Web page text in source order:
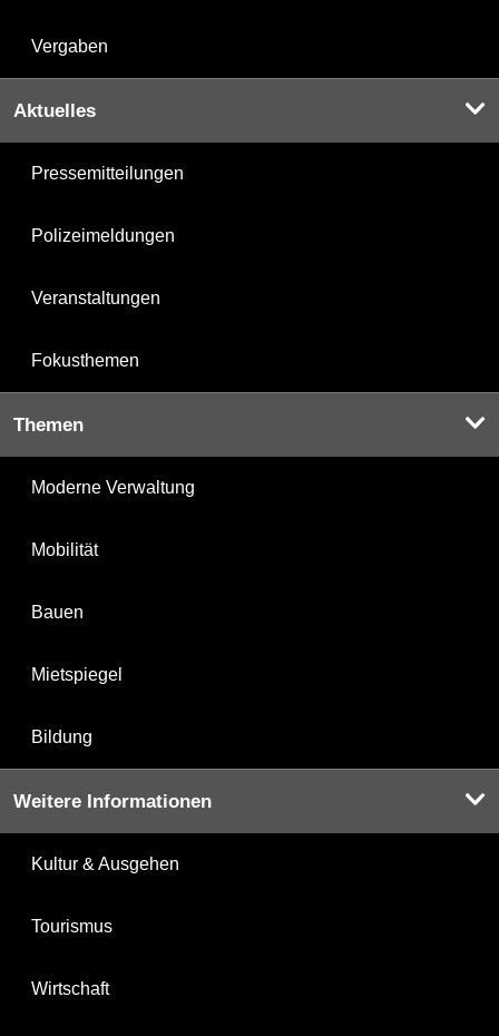
Vergaben
Aktuelles
Pressemitteilungen
Polizeimeldungen
Veranstaltungen
Fokusthemen
Themen
Moderne Verwaltung
Mobilität
Bauen
Mietspiegel
Bildung
Weitere Informationen
Kultur & Ausgehen
Tourismus
Wirtschaft